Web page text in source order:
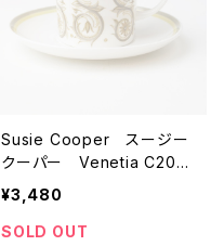
Susie Cooper スージー
クーパー Venetia C203
9 （ウェッジウッドロゴ）
ビンテージ カップ＆ソーサ
ー 【イギリス】 アンティ
¥3,480
SOLD OUT